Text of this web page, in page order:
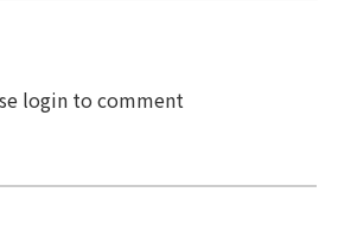
login to comment